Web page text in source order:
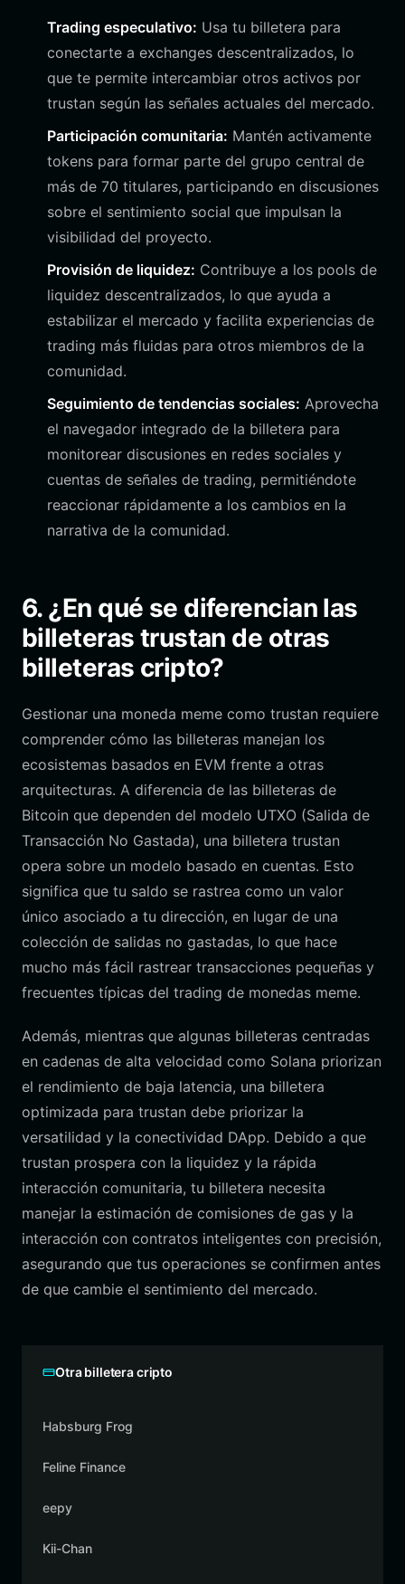
Trading especulativo: Usa tu billetera para
conectarte a exchanges descentralizados, lo
que te permite intercambiar otros activos por
trustan según las señales actuales del mercado.
Participación comunitaria: Mantén activamente
tokens para formar parte del grupo central de
más de 70 titulares, participando en discusiones
sobre el sentimiento social que impulsan la
visibilidad del proyecto.
Provisión de liquidez: Contribuye a los pools de
liquidez descentralizados, lo que ayuda a
estabilizar el mercado y facilita experiencias de
trading más fluidas para otros miembros de la
comunidad.
Seguimiento de tendencias sociales: Aprovecha
el navegador integrado de la billetera para
monitorear discusiones en redes sociales y
cuentas de señales de trading, permitiéndote
reaccionar rápidamente a los cambios en la
narrativa de la comunidad.
6. ¿En qué se diferencian las
billeteras trustan de otras
billeteras cripto?
Gestionar una moneda meme como trustan requiere
comprender cómo las billeteras manejan los
ecosistemas basados en EVM frente a otras
arquitecturas. A diferencia de las billeteras de
Bitcoin que dependen del modelo UTXO (Salida de
Transacción No Gastada), una billetera trustan
opera sobre un modelo basado en cuentas. Esto
significa que tu saldo se rastrea como un valor
único asociado a tu dirección, en lugar de una
colección de salidas no gastadas, lo que hace
mucho más fácil rastrear transacciones pequeñas y
frecuentes típicas del trading de monedas meme.
Además, mientras que algunas billeteras centradas
en cadenas de alta velocidad como Solana priorizan
el rendimiento de baja latencia, una billetera
optimizada para trustan debe priorizar la
versatilidad y la conectividad DApp. Debido a que
trustan prospera con la liquidez y la rápida
interacción comunitaria, tu billetera necesita
manejar la estimación de comisiones de gas y la
interacción con contratos inteligentes con precisión,
asegurando que tus operaciones se confirmen antes
de que cambie el sentimiento del mercado.
Otra billetera cripto
Habsburg Frog
Feline Finance
eepy
Kii-Chan